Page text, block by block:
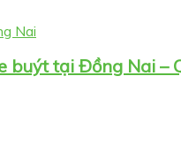
buýt tại Đồng Nai –